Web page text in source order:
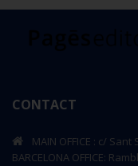
CONTACT
MAIN OFFICE : c/
BARCELONA OFFICE: